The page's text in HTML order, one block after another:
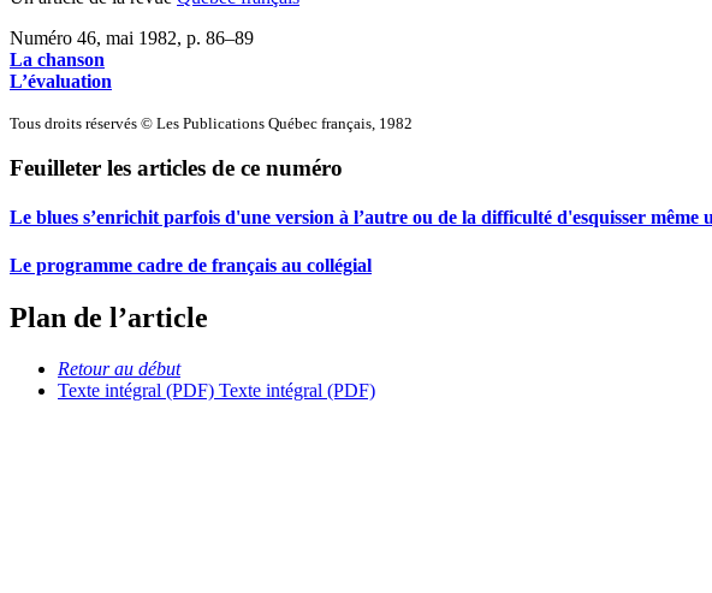
Numéro 46, mai 1982, p. 86–89
La chanson
L’évaluation
Tous droits réservés © Les Publications Québec français, 1982
Feuilleter les articles de ce numéro
Le blues s’enrichit parfois d'une version à l’autre ou de la difficulté d'esquisser
Le programme cadre de français au collégial
Plan de l’article
Retour au début
Texte intégral (PDF) Texte intégral (PDF)